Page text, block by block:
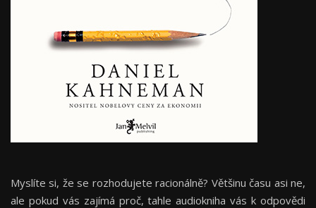
Myslíte si, že se rozhodujete racionálně? Většinu času asi ne,
ale pokud vás zajímá proč, tahle audiokniha vás k odpovědi